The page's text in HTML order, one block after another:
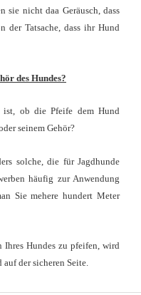
sie nicht daa Geräusch, dass
der Tatsache, dass ihr Hund
des Hundes?
ob die Pfeife dem Hund
seinem Gehör?
solche, die für Jagdhunde
häufig zur Anwendung
Sie mehere hundert Meter
Hundes zu pfeifen, wird
der sicheren Seite.